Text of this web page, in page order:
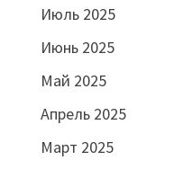
Июль 2025
Июнь 2025
Май 2025
Апрель 2025
Март 2025